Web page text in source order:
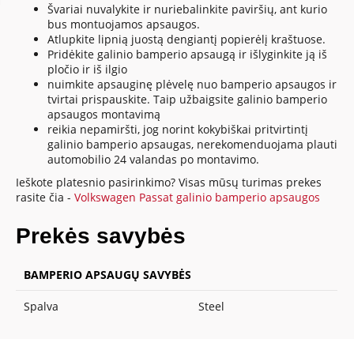
Švariai nuvalykite ir nuriebalinkite paviršių, ant kurio
bus montuojamos apsaugos.
Atlupkite lipnią juostą dengiantį popierėlį kraštuose.
Pridėkite galinio bamperio apsaugą ir išlyginkite ją iš
pločio ir iš ilgio
nuimkite apsauginę plėvelę nuo bamperio apsaugos ir
tvirtai prispauskite. Taip užbaigsite galinio bamperio
apsaugos montavimą
reikia nepamiršti, jog norint kokybiškai pritvirtintį
galinio bamperio apsaugas, nerekomenduojama plauti
automobilio 24 valandas po montavimo.
Ieškote platesnio pasirinkimo? Visas mūsų turimas prekes
rasite čia -Volkswagen Passat galinio bamperio apsaugos
Prekės savybės
BAMPERIO APSAUGŲ SAVYBĖS
Spalva Steel